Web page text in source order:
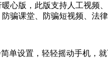
心版，此版支持人工视频
骗课堂、防骗短视频、法律
单设置，轻轻摇动手机，